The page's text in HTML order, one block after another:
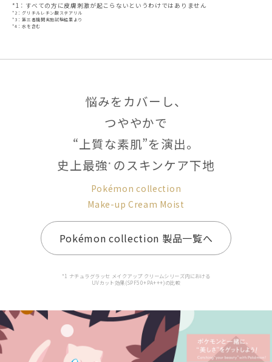
*1：すべての方に皮膚刺激が起こらないというわけではありません
*2：グリチルレチン酸ステアリル
*3：第三者機関実施試験結果より
*4：水を含む
悩みをカバーし、
つややかで
“上質な素肌”を演出。
史上最強* のスキンケア下地
Pokémon collection
Make-up Cream Moist
Pokémon collection 製品一覧へ
*1 ナチュラグラッセ メイクアップ クリームシリーズ内における
UVカット効果(SPF50+PA+++)の比較